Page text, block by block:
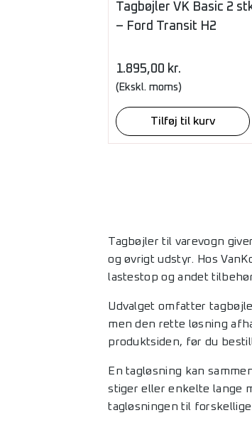
Tagbøjler VK Basic 2
– Ford Transit H2
1.895,00 kr.
(Ekskl. moms)
Tilføj til kurv
Tagbøjler til varevogn
og øvrigt udstyr. Hos
lastestop og andet
Udvalget omfatter
men den rette løsning
produktsiden, før du
En tagløsning kan
stiger eller enkelte lange
tagløsningen til forskellige